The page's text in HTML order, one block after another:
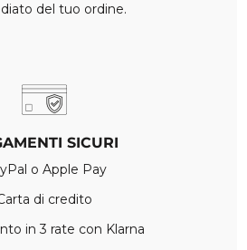
del tuo ordine.
SICURI
o Apple Pay
di credito
in 3 rate con Klarna